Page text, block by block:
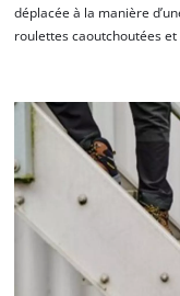
déplacée à la manière
roulettes caoutchoutées